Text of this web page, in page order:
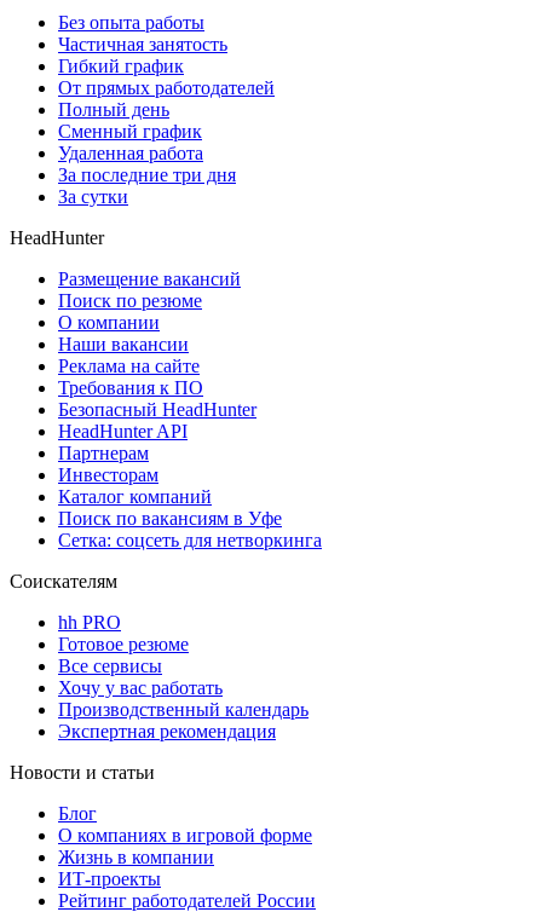
Без опыта работы
Частичная занятость
Гибкий график
От прямых работодателей
Полный день
Сменный график
Удаленная работа
За последние три дня
За сутки
HeadHunter
Размещение вакансий
Поиск по резюме
О компании
Наши вакансии
Реклама на сайте
Требования к ПО
Безопасный HeadHunter
HeadHunter API
Партнерам
Инвесторам
Каталог компаний
Поиск по вакансиям в Уфе
Сетка: соцсеть для нетворкинга
Соискателям
hh PRO
Готовое резюме
Все сервисы
Хочу у вас работать
Производственный календарь
Экспертная рекомендация
Новости и статьи
Блог
О компаниях в игровой форме
Жизнь в компании
ИТ-проекты
Рейтинг работодателей России